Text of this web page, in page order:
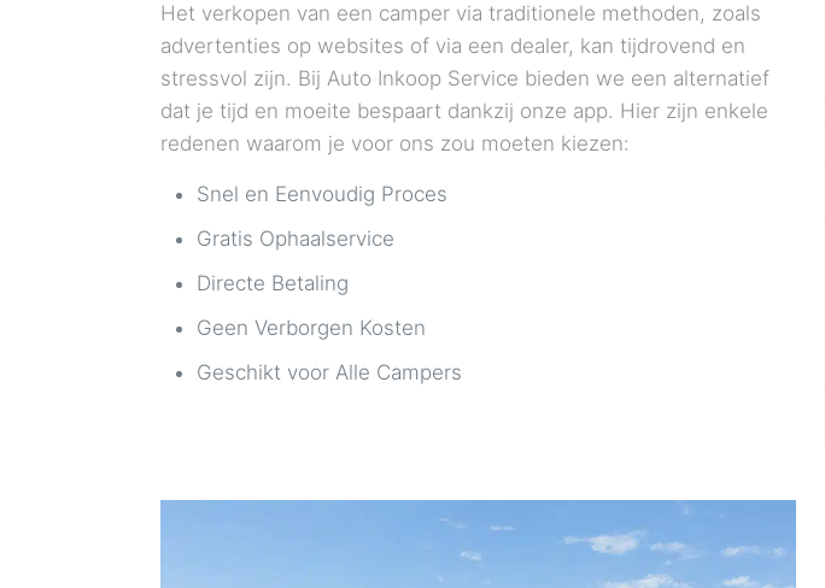
Het verkopen van een camper via traditionele methoden, zoals
advertenties op websites of via een dealer, kan tijdrovend en
stressvol zijn. Bij Auto Inkoop Service bieden we een alternatief
dat je tijd en moeite bespaart dankzij onze app. Hier zijn enkele
redenen waarom je voor ons zou moeten kiezen:
Snel en Eenvoudig Proces
Gratis Ophaalservice
Directe Betaling
Geen Verborgen Kosten
Geschikt voor Alle Campers